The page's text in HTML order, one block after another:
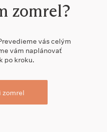
zomrel?
vás celým
vám naplánovať
po kroku.
zomrel